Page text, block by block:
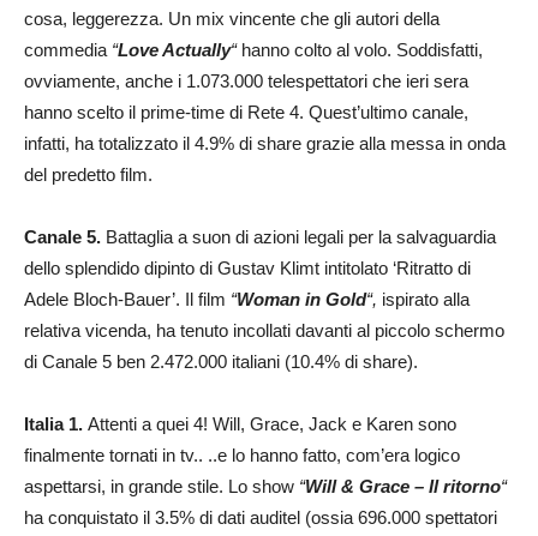
cosa, leggerezza. Un mix vincente che gli autori della
commedia “Love Actually“hanno colto al volo. Soddisfatti,
ovviamente, anche i 1.073.000 telespettatori che ieri sera
hanno scelto il prime-time di Rete 4. Quest’ultimo canale,
infatti, ha totalizzato il 4.9% di share grazie alla messa in onda
del predetto film.
Canale 5. Battaglia a suon di azioni legali per la salvaguardia
dello splendido dipinto di Gustav Klimt intitolato ‘Ritratto di
Adele Bloch-Bauer’. Il film “Woman in Gold“, ispirato alla
relativa vicenda, ha tenuto incollati davanti al piccolo schermo
di Canale 5 ben 2.472.000 italiani (10.4% di share).
Italia 1. Attenti a quei 4! Will, Grace, Jack e Karen sono
finalmente tornati in tv.. ..e lo hanno fatto, com’era logico
aspettarsi, in grande stile. Lo show “Will & Grace – Il ritorno“
ha conquistato il 3.5% di dati auditel (ossia 696.000 spettatori